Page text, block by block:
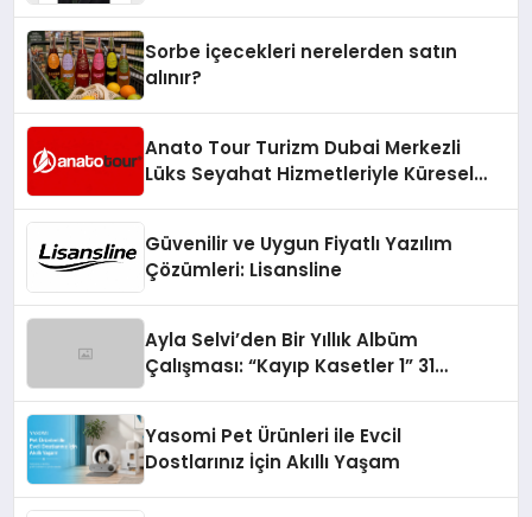
Sorbe içecekleri nerelerden satın
alınır?
Anato Tour Turizm Dubai Merkezli
Lüks Seyahat Hizmetleriyle Küresel
Güvenilir ve Uygun Fiyatlı Yazılım
Çözümleri: Lisansline
Ayla Selvi’den Bir Yıllık Albüm
Çalışması: “Kayıp Kasetler 1” 31
Yasomi Pet Ürünleri ile Evcil
Dostlarınız İçin Akıllı Yaşam